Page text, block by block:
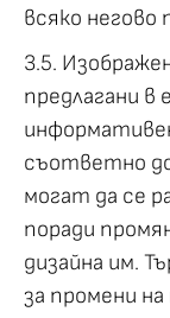
всяко негово
3.5.
предлагани
съответно
могат да се
поради
дизайна им.
за промени